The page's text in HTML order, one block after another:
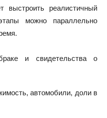
выстроить реалистичный
можно параллельно
и свидетельства о
автомобили, доли в